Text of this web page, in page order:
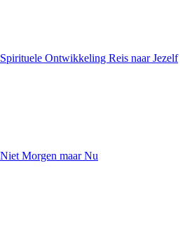
Spirituele Ontwikkeling Reis naar Jezelf
Niet Morgen maar Nu